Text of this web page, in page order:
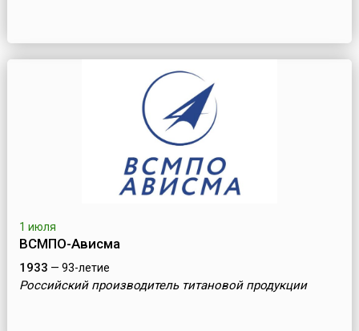
1 июля
ВСМПО-Ависма
1933 — 93-летие
Российский производитель титановой продукции